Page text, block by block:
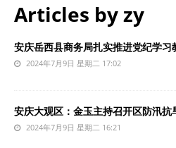
Articles byzy
安庆岳西县商务局扎实推进党纪学习
2024年7月9日 星期二 17:02
安庆大观区：金玉主持召开区防汛抗
2024年7月9日 星期二 16:21